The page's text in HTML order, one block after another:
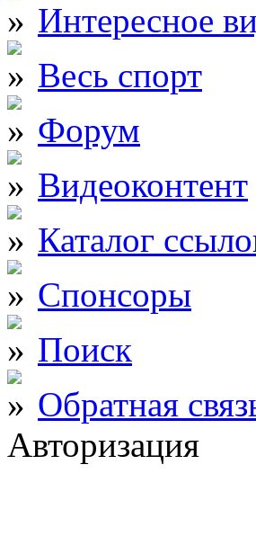
Интересное
Весь спорт
Форум
Видеоконтент
Каталог
Спонсоры
Поиск
Обратная
Авторизация